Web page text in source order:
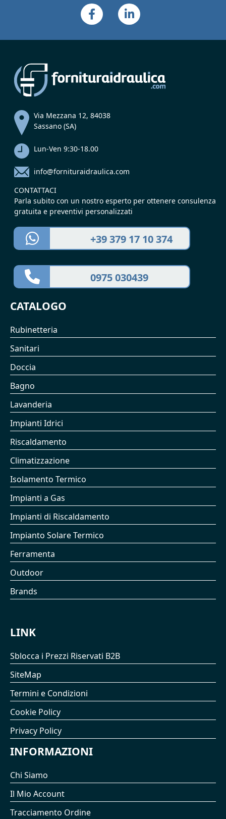
Via Mezzana 12, 84038
Sassano (SA)
Lun-Ven 9:30-18.00
info@fornituraidraulica.com
CONTATTACI
Parla subito con un nostro esperto per ottenere consulenza
gratuita e preventivi personalizzati
+39 379 17 10 374
0975 030439
CATALOGO
Rubinetteria
Sanitari
Doccia
Bagno
Lavanderia
Impianti Idrici
Riscaldamento
Climatizzazione
Isolamento Termico
Impianti a Gas
Impianti di Riscaldamento
Impianto Solare Termico
Ferramenta
Outdoor
Brands
LINK
Sblocca i Prezzi Riservati B2B
SiteMap
Termini e Condizioni
Cookie Policy
Privacy Policy
INFORMAZIONI
Chi Siamo
Il Mio Account
Tracciamento Ordine